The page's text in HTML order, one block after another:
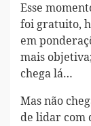
Esse
foi gratuito,
em
mais
chega lá…
Mas não
de lidar com